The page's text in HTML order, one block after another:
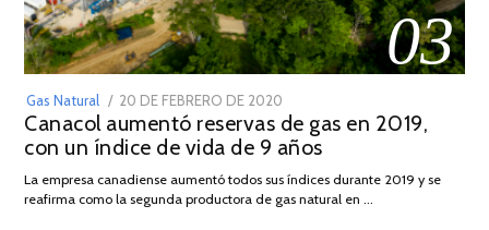
03
Gas Natural
POSTED
ON
20 DE FEBRERO DE 2020
DE
JULIO
2025
Canacol aumentó reservas de gas en 2019,
con un índice de vida de 9 años
La empresa canadiense aumentó todos sus índices durante 2019 y se
reafirma como la segunda productora de gas natural en …